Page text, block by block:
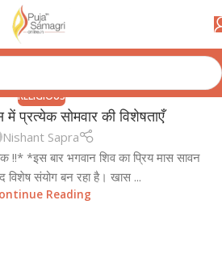
RELIGIOUS
में प्रत्येक सोमवार की विशेषताएँ
Nishant Sapra
!!* *इस बार भगवान शिव का प्रिय मास सावन
विशेष संयोग बन रहा है। खास ...
Reading